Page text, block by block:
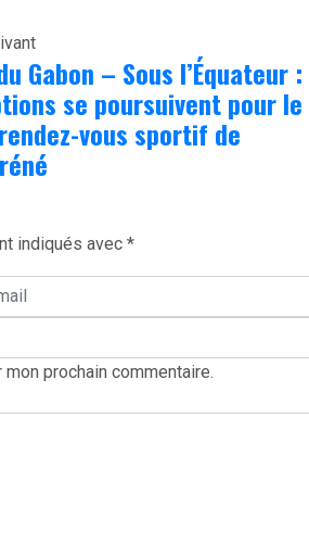
Gabon – Sous l’Équateur
se poursuivent pour le
vous sportif de
indiqués avec *
prochain commentaire.